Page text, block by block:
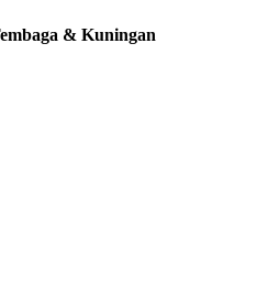
& Kuningan